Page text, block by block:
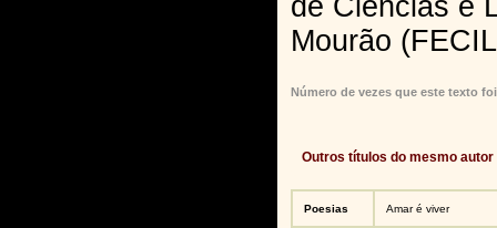
de Ciências e
Mourão
Número de vezes que este texto
Outros títulos do mesmo autor
Poesias Amar é viver